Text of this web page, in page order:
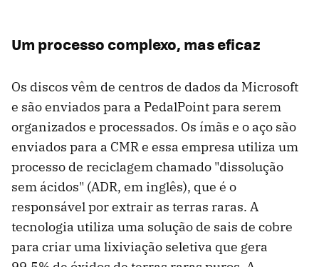
Um processo complexo, mas eficaz
Os discos vêm de centros de dados da Microsoft
e são enviados para a PedalPoint para serem
organizados e processados. Os ímãs e o aço são
enviados para a CMR e essa empresa utiliza um
processo de reciclagem chamado "dissolução
sem ácidos" (ADR, em inglês), que é o
responsável por extrair as terras raras. A
tecnologia utiliza uma solução de sais de cobre
para criar uma lixiviação seletiva que gera